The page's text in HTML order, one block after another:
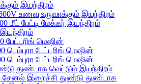
இயந்திரம்
உணவு உருவாக்கும் இயந்திரம்
மீட் பேட்டி மேக்கர் இயந்திரம்
பேட்டரிங் மெஷின்
டெம்புரா பேட்டரிங் மெஷின்
டெம்புரா பேட்டரிங் மெஷின்
துண்டாக வெட்டும் இயந்திரம்
இறைச்சி துண்டு துண்டாக